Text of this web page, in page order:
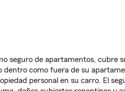
seguro de apartamentos,
como fuera de su
personal en su carro. El